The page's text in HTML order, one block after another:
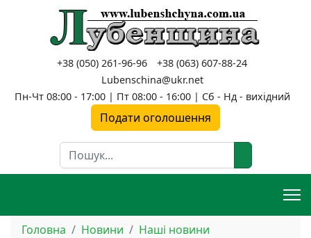
+38 (050) 261-96-96
+38 (063) 607-88-24
Lubenschina@ukr.net
Пн-Чт 08:00 - 17:00 | Пт 08:00 - 16:00 | Сб - Нд - вихідний
Подати оголошення
Пошук
Головна Новини
Наші новини